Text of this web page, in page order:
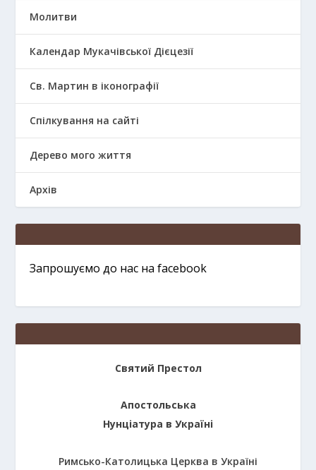
Молитви
Календар Мукачівської Дієцезії
Св. Мартин в іконографії
Спілкування на сайті
Дерево мого життя
Архів
Запрошуємо до нас на facebook
Святий Престол
Апостольська
Нунціатура в Україні
Римсько-Католицька Церква в Україні